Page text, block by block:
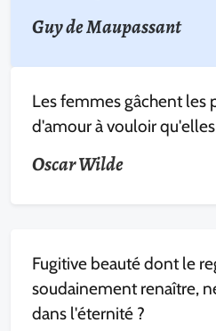
Guy de Maupassant
Les femmes gâchent les
d'amour à vouloir
Oscar Wilde
Fugitive beauté dont le
soudainement renaître,
dans l'éternité ?